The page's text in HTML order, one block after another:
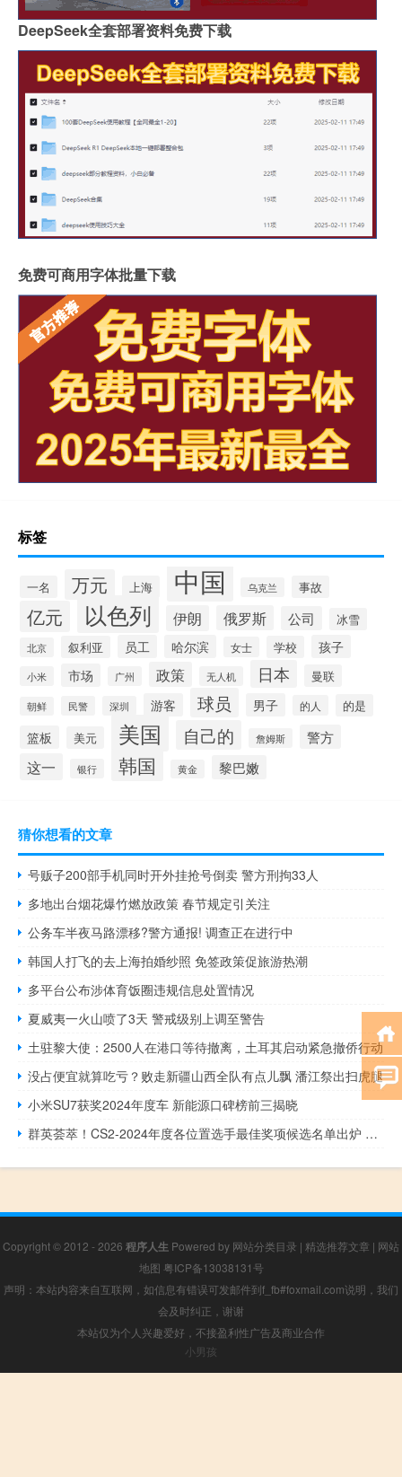
DeepSeek全套部署资料免费下载
免费可商用字体批量下载
标签
一名 万元 上海 中国 乌克兰 事故
亿元 以色列 伊朗 俄罗斯 公司 冰雪
北京 叙利亚 员工 哈尔滨 女士 学校 孩子
小米 市场 广州 政策 无人机 日本 曼联
朝鲜 民警 深圳 游客 球员 男子 的人 的是
篮板 美元 美国 自己的 詹姆斯 警方
这一 银行 韩国 黄金 黎巴嫩
猜你想看的文章
号贩子200部手机同时开外挂抢号倒卖 警方刑拘33人
多地出台烟花爆竹燃放政策 春节规定引关注
公务车半夜马路漂移?警方通报! 调查正在进行中
韩国人打飞的去上海拍婚纱照 免签政策促旅游热潮
多平台公布涉体育饭圈违规信息处置情况
夏威夷一火山喷了3天 警戒级别上调至警告
土驻黎大使：2500人在港口等待撤离，土耳其启动紧急撤侨行动
没占便宜就算吃亏？败走新疆山西全队有点儿飘 潘江祭出扫虎腿
小米SU7获奖2024年度车 新能源口碑榜前三揭晓
群英荟萃！CS2-2024年度各位置选手最佳奖项候选名单出炉 HLTV权威发布
Copyright © 2012 - 2026 程序人生 Powered by 网站分类目录 | 精选推荐文章 | 网站
地图 粤ICP备13038131号
声明：本站内容来自互联网，如信息有错误可发邮件到f_fb#foxmail.com说明，我们
会及时纠正，谢谢
本站仅为个人兴趣爱好，不接盈利性广告及商业合作
小男孩